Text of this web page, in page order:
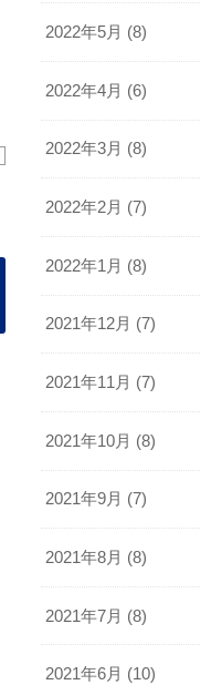
2022年5月 (8)
2022年4月 (6)
2022年3月 (8)
2022年2月 (7)
2022年1月 (8)
2021年12月 (7)
2021年11月 (7)
2021年10月 (8)
2021年9月 (7)
2021年8月 (8)
2021年7月 (8)
2021年6月 (10)